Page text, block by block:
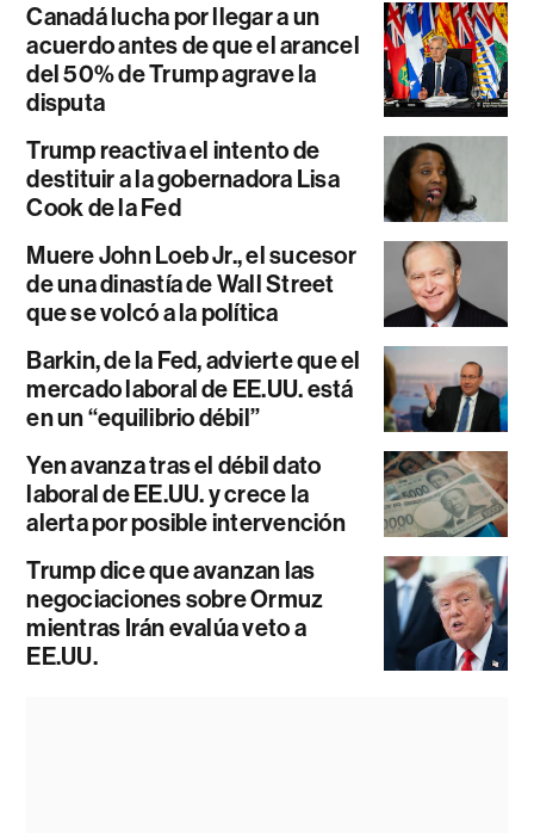
Canadá lucha por llegar a un
acuerdo antes de que el arancel
del 50% de Trump agrave la
disputa
Trump reactiva el intento de
destituir a la gobernadora Lisa
Cook de la Fed
Muere John Loeb Jr., el sucesor
de una dinastía de Wall Street
que se volcó a la política
Barkin, de la Fed, advierte que el
mercado laboral de EE.UU. está
en un “equilibrio débil”
Yen avanza tras el débil dato
laboral de EE.UU. y crece la
alerta por posible intervención
Trump dice que avanzan las
negociaciones sobre Ormuz
mientras Irán evalúa veto a
EE.UU.